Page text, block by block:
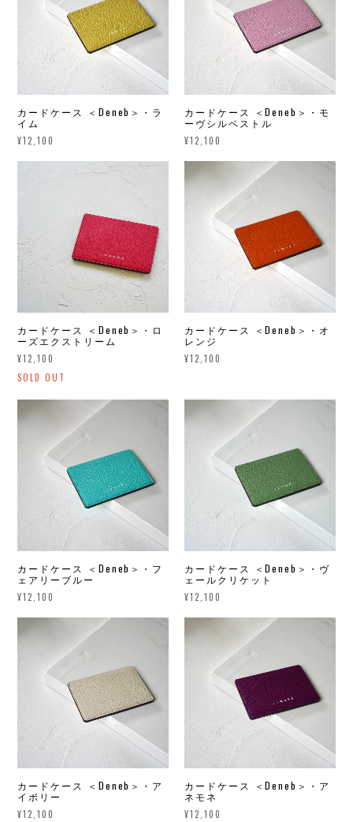
カードケース ＜Deneb＞・ラ
イム
¥12,100
カードケース ＜Deneb＞・モ
ーヴシルベストル
¥12,100
カードケース ＜Deneb＞・ロ
ーズエクストリーム
¥12,100
SOLD OUT
カードケース ＜Deneb＞・オ
レンジ
¥12,100
カードケース ＜Deneb＞・フ
ェアリーブルー
¥12,100
カードケース ＜Deneb＞・ヴ
ェールクリケット
¥12,100
カードケース ＜Deneb＞・ア
イボリー
¥12,100
カードケース ＜Deneb＞・ア
ネモネ
¥12,100